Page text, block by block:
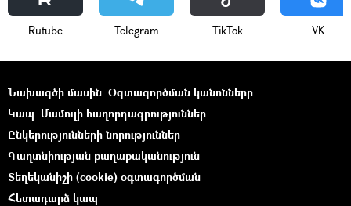
Rutube Telegram ТikТоk VK
Նախագծի մասին Օգտագործման կանոնները
Կապ Մամուլի հաղորդագրություններ
Ընկերությունների նորություններ
Գաղտնիության քաղաքականություն
Տեղեկանիշի (cookie) օգտագործման
Հետադարձ կապ